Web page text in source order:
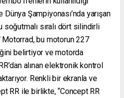
Şampiyonası’nda yarışan
sıralı dört silindirli
bu motorun 227
belirtiyor ve motorda
alınan elektronik kontrol
Renkli bir ekranla ve
RR ile birlikte, “Concept RR